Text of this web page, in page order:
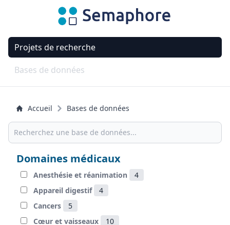
Projets de recherche
Bases de données
Accueil Bases de données
Domaines médicaux
Anesthésie et réanimation
4
Appareil digestif
4
Cancers
5
Cœur et vaisseaux
10